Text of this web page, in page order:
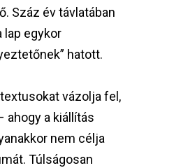
Száz év távlatában
lap egykor
hatott.
vázolja fel,
ahogy a kiállítás
nem célja
Túlságosan